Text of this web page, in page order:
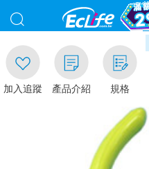
加入追蹤 產品介紹 規格